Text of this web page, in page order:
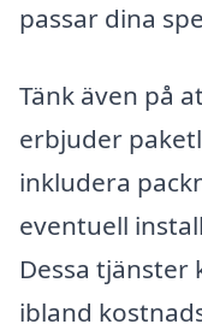
passar dina
Tänk även på
erbjuder
inkludera
eventuell
Dessa tjänster
ibland